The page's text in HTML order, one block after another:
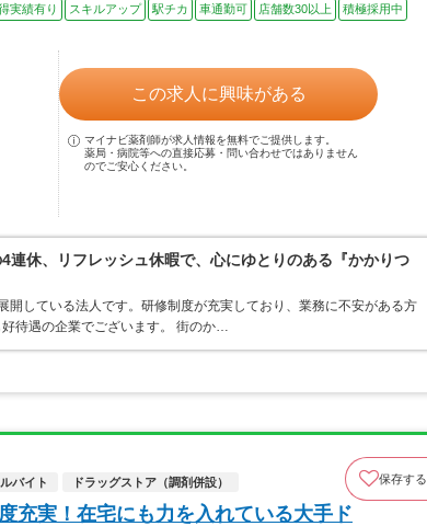
実績有り スキルアップ 駅チカ 車通勤可 店舗数30以上
積極採用中
この求人に興味がある
マイナビ薬剤師が求人情報を無料でご提供します。
薬局・病院等への直接応募・問い合わせではありません
のでご安心ください。
連休、リフレッシュ休暇で、心にゆとりのある『かかりつ
している法人です。研修制度が充実しており、業務に不安がある方
待遇の企業でございます。 街のか…
バイト ドラッグストア（調剤併設） 保存する
充実！在宅にも力を入れている大手ド